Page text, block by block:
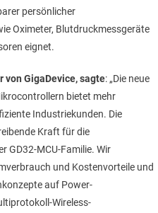
persönlicher
Oximeter, Blutdruckmessgeräte
eignet.
von GigaDevice, sagte: „Die neue
bietet mehr
Industriekunden. Die
Kraft für die
GD32-MCU-Familie. Wir
und Kostenvorteile und
auf Power-
Wireless-